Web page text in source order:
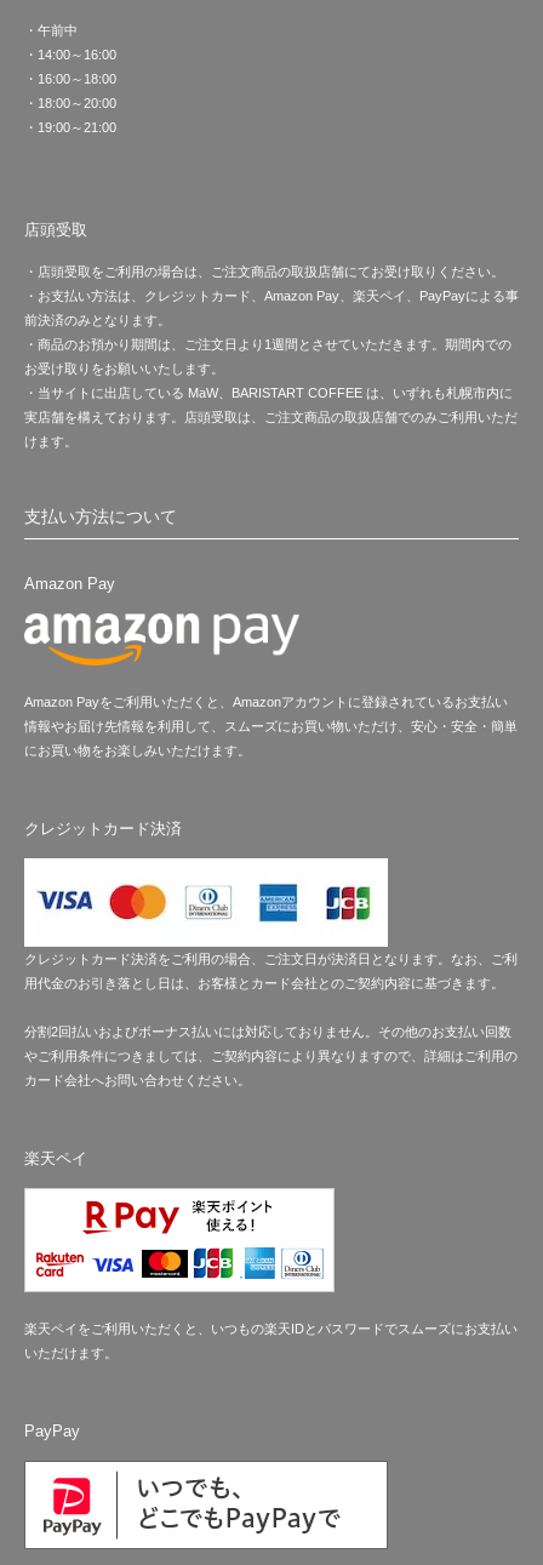
・午前中
・14:00～16:00
・16:00～18:00
・18:00～20:00
・19:00～21:00
店頭受取
・店頭受取をご利用の場合は、ご注文商品の取扱店舗にてお受け取りください。
・お支払い方法は、クレジットカード、Amazon Pay、楽天ペイ、PayPayによる事
前決済のみとなります。
・商品のお預かり期間は、ご注文日より1週間とさせていただきます。期間内での
お受け取りをお願いいたします。
・当サイトに出店している MaW、BARISTART COFFEE は、いずれも札幌市内に
実店舗を構えております。店頭受取は、ご注文商品の取扱店舗でのみご利用いただ
けます。
支払い方法について
Amazon Pay
Amazon Payをご利用いただくと、Amazonアカウントに登録されているお支払い
情報やお届け先情報を利用して、スムーズにお買い物いただけ、安心・安全・簡単
にお買い物をお楽しみいただけます。
クレジットカード決済
クレジットカード決済をご利用の場合、ご注文日が決済日となります。なお、ご利
用代金のお引き落とし日は、お客様とカード会社とのご契約内容に基づきます。
分割2回払いおよびボーナス払いには対応しておりません。その他のお支払い回数
やご利用条件につきましては、ご契約内容により異なりますので、詳細はご利用の
カード会社へお問い合わせください。
楽天ペイ
楽天ペイをご利用いただくと、いつもの楽天IDとパスワードでスムーズにお支払い
いただけます。
PayPay